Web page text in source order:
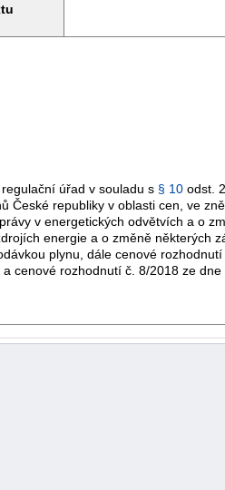
úřad v souladu s § 10 odst.
České republiky v oblasti cen, ve
v energetických odvětvích a o
energie a o změně některých
plynu, dále cenové
a cenové rozhodnutí č. 8/2018 ze